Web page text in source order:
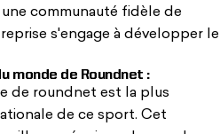
communauté fidèle de
s'engage à développer le
monde de Roundnet :
de roundnet est la plus
de ce sport. Cet